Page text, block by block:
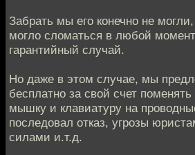
Забрать мы его конечно не могли,
могло сломаться в любой
гарантийный случай.
Но даже в этом случае, мы
бесплатно за свой счет
мышку и клавиатуру на
последовал отказ, угрозы
силами и.т.д.